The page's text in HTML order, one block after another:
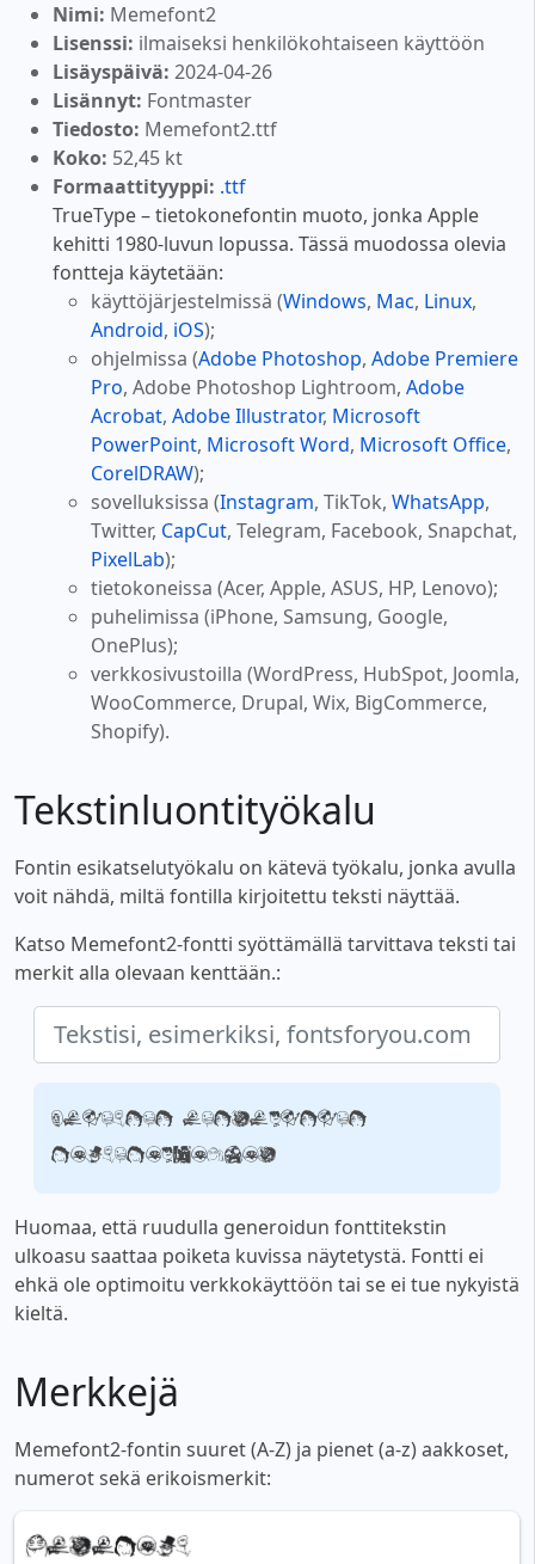
Nimi: Memefont2
Lisenssi: ilmaiseksi henkilökohtaiseen käyttöön
Lisäyspäivä: 2024-04-26
Lisännyt: Fontmaster
Tiedosto: Memefont2.ttf
Koko: 52,45 kt
Formaattityyppi: .ttf
TrueType – tietokonefontin muoto, jonka Apple
kehitti 1980-luvun lopussa. Tässä muodossa olevia
fontteja käytetään:
käyttöjärjestelmissä (Windows, Mac, Linux,
Android, iOS);
ohjelmissa (Adobe Photoshop, Adobe Premiere
Pro, Adobe Photoshop Lightroom, Adobe
Acrobat, Adobe Illustrator, Microsoft
PowerPoint, Microsoft Word, Microsoft Office,
CorelDRAW);
sovelluksissa (Instagram, TikTok, WhatsApp,
Twitter, CapCut, Telegram, Facebook, Snapchat,
PixelLab);
tietokoneissa (Acer, Apple, ASUS, HP, Lenovo);
puhelimissa (iPhone, Samsung, Google,
OnePlus);
verkkosivustoilla (WordPress, HubSpot, Joomla,
WooCommerce, Drupal, Wix, BigCommerce,
Shopify).
Tekstinluontityökalu
Fontin esikatselutyökalu on kätevä työkalu, jonka avulla
voit nähdä, miltä fontilla kirjoitettu teksti näyttää.
Katso Memefont2-fontti syöttämällä tarvittava teksti tai
merkit alla olevaan kenttään.:
Tekstisi, esimerkiksi,
fontsforyou.com
Huomaa, että ruudulla generoidun fonttitekstin
ulkoasu saattaa poiketa kuvissa näytetystä. Fontti ei
ehkä ole optimoitu verkkokäyttöön tai se ei tue nykyistä
kieltä.
Merkkejä
Memefont2-fontin suuret (A-Z) ja pienet (a-z) aakkoset,
numerot sekä erikoismerkit: